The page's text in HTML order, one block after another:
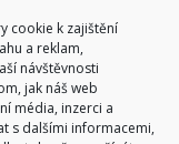
cookie k zajištění
a reklam,
návštěvnosti
jak náš web
média, inzerci a
s dalšími informacemi,
najdete